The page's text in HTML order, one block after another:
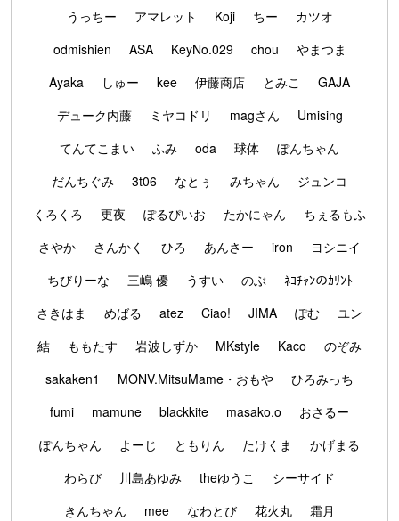
うっちー アマレット Koji ちー
カツオ
odmishien
ASA KeyNo.029 chou
やまつま
Ayaka
しゅー kee 伊藤商店 とみこ
GAJA
デューク内藤
ミヤコドリ magさん
Umising
てんてこまい
ふみ oda 球体
ぽんちゃん
だんちぐみ
3t06 なとぅ みちゃん
ジュンコ
くろくろ
更夜 ぽるぴいお たかにゃん
ちぇるもふ
さやか
さんかく ひろ あんさー iron
ヨシニイ
ちびりーな
三嶋 優 うすい のぶ
ﾈｺﾁｬﾝのｶﾘﾝﾄ
さきはま
めばる atez Ciao! JIMA ぽむ
ユン
結
ももたす 岩波しずか MKstyle Kaco
のぞみ
sakaken1
MONV.MitsuMame・おもや
ひろみっち
fumi
mamune blackkite masako.o
おさるー
ぽんちゃん
よーじ ともりん たけくま
かげまる
わらび
川島あゆみ theゆうこ
シーサイド
きんちゃん
mee なわとび 花火丸
霜月